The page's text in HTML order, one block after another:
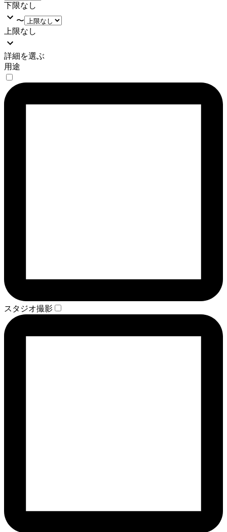
下限なし
〜
上限なし
詳細を選ぶ
用途
スタジオ撮影